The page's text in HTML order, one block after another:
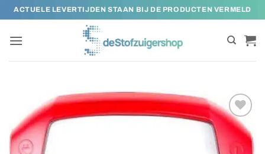
naar
inhoud
ACTUELE LEVERTIJDEN STAAN BIJ DE PRODUCTEN VERMELD
Toevoegen
aan
verlanglijst